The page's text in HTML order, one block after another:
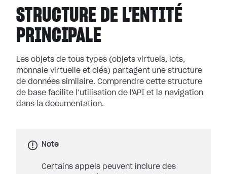
STRUCTURE DE L'ENTITÉ
PRINCIPALE
Les objets de tous types (objets virtuels, lots,
monnaie virtuelle et clés) partagent une structure
de données similaire. Comprendre cette structure
de base facilite l’utilisation de l'API et la navigation
dans la documentation.
Note
Certains appels peuvent inclure des